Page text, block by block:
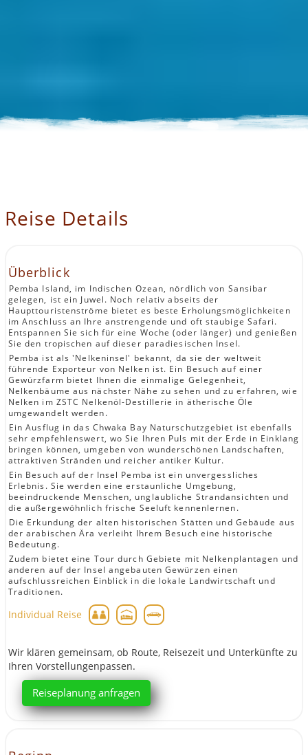
Reise Details
Überblick
Pemba Island, im Indischen Ozean, nördlich von Sansibar
gelegen, ist ein Juwel. Noch relativ abseits der
Haupttouristenströme bietet es beste Erholungsmöglichkeiten
im Anschluss an Ihre anstrengende und oft staubige Safari.
Entspannen Sie sich für eine Woche (oder länger) und genießen
Sie den tropischen auf dieser paradiesischen Insel.
Pemba ist als 'Nelkeninsel' bekannt, da sie der weltweit
führende Exporteur von Nelken ist. Ein Besuch auf einer
Gewürzfarm bietet Ihnen die einmalige Gelegenheit,
Nelkenbäume aus nächster Nähe zu sehen und zu erfahren, wie
Nelken im ZSTC Nelkenöl-Destillerie in ätherische Öle
umgewandelt werden.
Ein Ausflug in das Chwaka Bay Naturschutzgebiet ist ebenfalls
sehr empfehlenswert, wo Sie Ihren Puls mit der Erde in Einklang
bringen können, umgeben von wunderschönen Landschaften,
attraktiven Stränden und reicher antiker Kultur.
Ein Besuch auf der Insel Pemba ist ein unvergessliches
Erlebnis. Sie werden eine erstaunliche Umgebung,
beeindruckende Menschen, unglaubliche Strandansichten und
die außergewöhnlich frische Seeluft kennenlernen.
Die Erkundung der alten historischen Stätten und Gebäude aus
der arabischen Ära verleiht Ihrem Besuch eine historische
Bedeutung.
Zudem bietet eine Tour durch Gebiete mit Nelkenplantagen und
anderen auf der Insel angebauten Gewürzen einen
aufschlussreichen Einblick in die lokale Landwirtschaft und
Traditionen.
Individual Reise
Wir klären gemeinsam, ob Route, Reisezeit und Unterkünfte zu
Ihren Vorstellungenpassen.
Reiseplanung anfragen